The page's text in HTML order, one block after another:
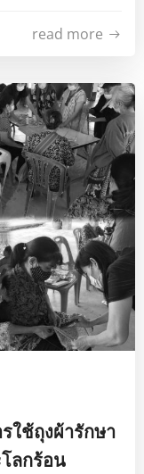
read more
ใช้ถุงผ้ารักษา
ลกร้อน